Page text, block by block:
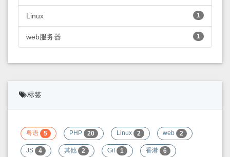
Linux 1
web服务器 1
标签
粤语 5 PHP 20 Linux 2 web 2
JS 4 其他 2 Git 1 香港 6